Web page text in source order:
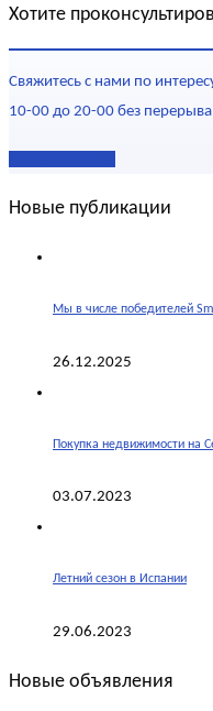
Хотите
Свяжитесь с нами по
10-00 до 20-00 без
Новые публикации
Мы в числе победителей
26.12.2025
Покупка недвижимости на
03.07.2023
Летний сезон в Испании
29.06.2023
Новые объявления